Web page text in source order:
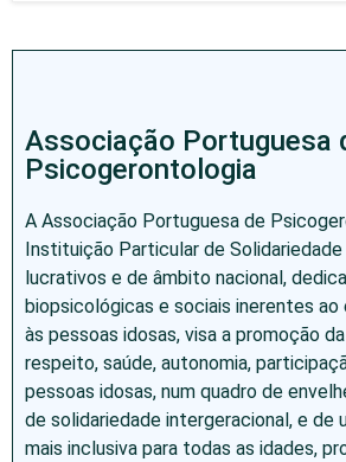
Associação Portuguesa
Psicogerontologia
A Associação Portuguesa de
Instituição Particular de
lucrativos e de âmbito nacional,
biopsicológicas e sociais inerentes
às pessoas idosas, visa a promoção
respeito, saúde, autonomia,
pessoas idosas, num quadro de
de solidariedade intergeracional, e de
mais inclusiva para todas as idades,